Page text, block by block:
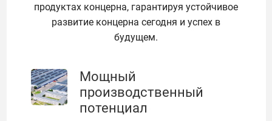
продуктах концерна, гарантируя устойчивое
развитие концерна сегодня и успех в
будущем.
Мощный
производственный
потенциал